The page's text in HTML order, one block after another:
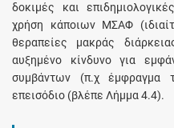
δοκιμές και
χρήση κάποιων ΜΣΑΦ
θεραπείες μακράς
αυξημένο κίνδυνο για
συμβάντων (π.χ έμφραγμα
επεισόδιο (βλέπε Λήμμα 4.4).